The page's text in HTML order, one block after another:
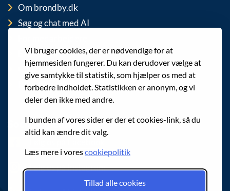
Vi bruger cookies, der er nødvendige for at
hjemmesiden fungerer. Du kan derudover vælge at
give samtykke til statistik, som hjælper os med at
forbedre indholdet. Statistikken er anonym, og vi
deler den ikke med andre.
I bunden af vores sider er der et cookies-link, så du
altid kan ændre dit valg.
Læs mere i vorescookiepolitik
Tillad alle cookies
Om brondby.dk
Søg og chat med AI
EAN-numre
Cookies
Privatlivspolitik (GDPR)
Sociale medier
Følg os på Instagram